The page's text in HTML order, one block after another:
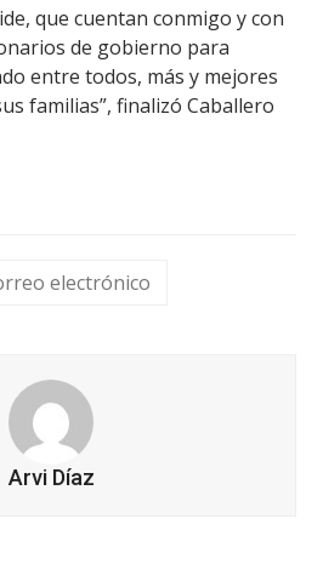
que cuentan conmigo y con
de gobierno para
entre todos, más y mejores
familias”, finalizó Caballero
electrónico
Arvi Díaz